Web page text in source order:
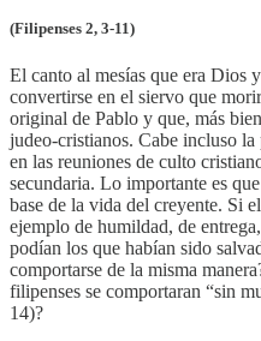
(Filipenses 2, 3-11)
El canto al mesías que era Dios
convertirse en el siervo que
original de Pablo y que, más
judeo-cristianos. Cabe incluso
en las reuniones de culto
secundaria. Lo importante es
base de la vida del creyente. Si
ejemplo de humildad, de
podían los que habían sido
comportarse de la misma
filipenses se comportaran “sin
14)?